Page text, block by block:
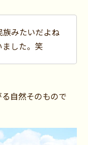
族みたいだよね
ました。笑
自然そのもので